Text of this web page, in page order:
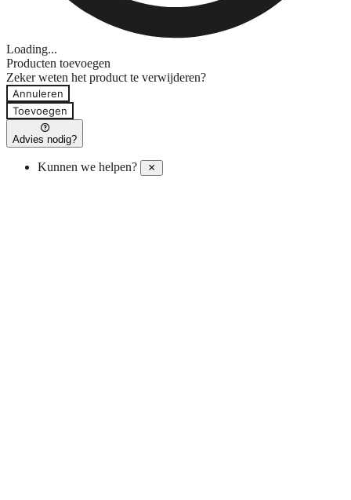
Loading...
Producten toevoegen
Zeker weten het product te verwijderen?
Annuleren
Toevoegen
Advies nodig?
Kunnen we helpen?